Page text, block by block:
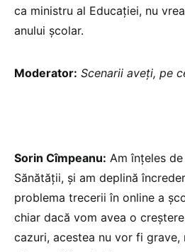
ca ministru al Educației, nu
anului școlar.
Moderator: Scenarii aveți, pe
Sorin Cîmpeanu: Am înțeles
Sănătății, și am deplină
problema trecerii în online a
chiar dacă vom avea o
cazuri, acestea nu vor fi